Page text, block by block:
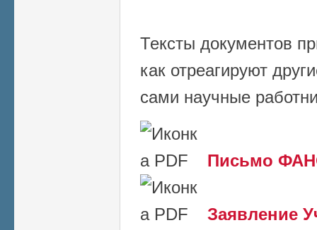
Тексты документов
как отреагируют
сами научные
Письмо
Заявление